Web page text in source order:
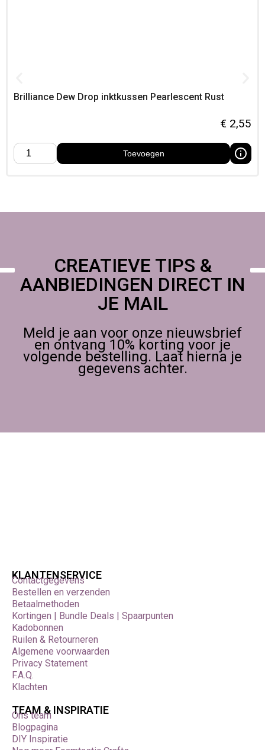
ontwerpen
voor kaarten maken, lente- en natuurthema’s, scrapbooking en
van kleur en glans maakt deze inkt veelzijdig en inspirerend
in gebruik.
Grasgroene stempelinkt met metallic glans
Compatibel met aquarel, markers en mixed media
Gelijkmatige dekking en scherp afdrukresultaat
Brilliance Dew Drop inktkussen Pearlescent Rust
€ 2,55
Toevoegen
CREATIEVE TIPS &
AANBIEDINGEN DIRECT IN
JE MAIL
Meld je aan voor onze nieuwsbrief
en ontvang 10% korting voor je
volgende bestelling. Laat hierna je
gegevens achter.
KLANTENSERVICE
Contactgegevens
Bestellen en verzenden
Betaalmethoden
Kortingen | Bundle Deals | Spaarpunten
Kadobonnen
Ruilen & Retourneren
Algemene voorwaarden
Privacy Statement
F.A.Q.
Klachten
TEAM & INSPIRATIE
Ons team
Blogpagina
DIY Inspiratie